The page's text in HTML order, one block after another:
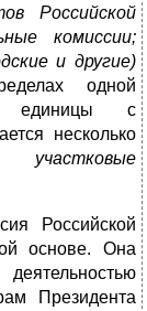
Российской
комиссии;
и другие)
одной
единицы с
несколько
участковые
Российской
основе. Она
Президента